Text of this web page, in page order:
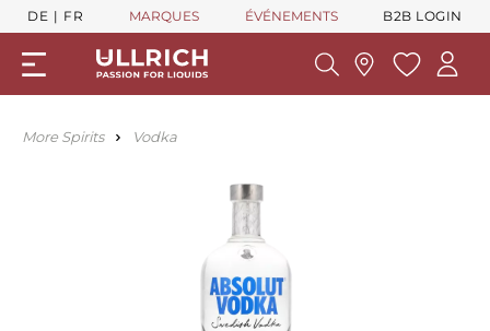
DE FR MARQUES ÉVÉNEMENTS B2B LOGIN
More Spirits Vodka